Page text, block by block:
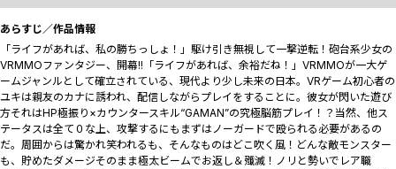
あらすじ／作品情報
「ライフがあれば、私の勝ちっしょ！」駆け引き無視して一撃逆転！砲台系少女の
VRMMOファンタジー、開幕!!「ライフがあれば、余裕だね！」VRMMOが一大ゲ
ームジャンルとして確立されている、現代より少し未来の日本。VRゲーム初心者の
ユキは親友のカナに誘われ、配信しながらプレイをすることに。彼女が閃いた遊び
方――それはHP極振り×カウンタースキル“GAMAN”の究極脳筋プレイ！？当然、他ス
テータスは全て０な上、攻撃するにもまずはノーガードで殴られる必要があるの
だ。周囲からは驚かれ笑われるも、そんなものはどこ吹く風！どんな敵モンスター
も、貯めたダメージそのまま極太ビームでお返し＆殲滅！ノリと勢いでレア職